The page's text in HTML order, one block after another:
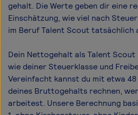
gehalt. Die Werte geben dir eine
Einschätzung, wie viel nach
im Beruf Talent Scout tatsächlich
Dein Nettogehalt als Talent
wie deiner Steuerklasse und
Vereinfacht kannst du mit etwa
deines Bruttogehalts rechnen,
arbeitest. Unsere Berechnung